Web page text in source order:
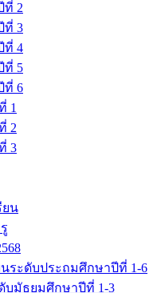
ที่ 2
ที่ 3
ที่ 4
ที่ 5
ที่ 6
1
2
3
ยน
ระดับประถมศึกษาปีที่ 1-6
บมัธยมศึกษาปีที่ 1-3